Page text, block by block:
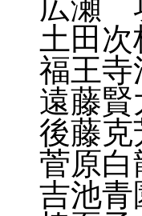
広瀬
土田次
福王寺
遠藤賢
後藤克
菅原白
吉池青